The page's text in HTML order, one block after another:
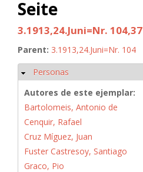
Seite
3.1913,24.Juni=Nr. 104,37
Parent: 3.1913,24.Juni=Nr. 104
Ocultar
Personas
Autores de este ejemplar:
Bartolomeis, Antonio de
Cenquir, Rafael
Cruz Míguez, Juan
Fuster Castresoy, Santiago
Graco, Pio